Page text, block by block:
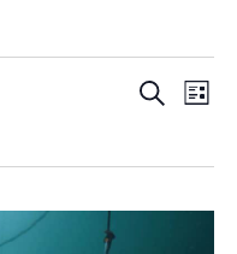
de
Recherche
Liste